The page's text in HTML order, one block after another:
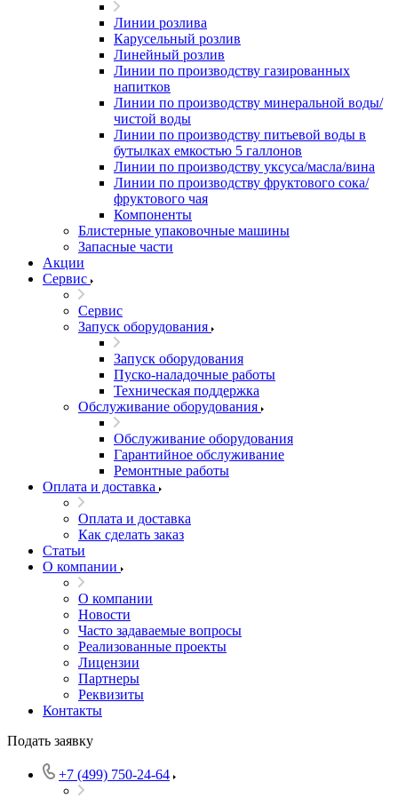
Линии розлива
Карусельный розлив
Линейный розлив
Линии по производству газированных
напитков
Линии по производству минеральной воды/
чистой воды
Линии по производству питьевой воды в
бутылках емкостью 5 галлонов
Линии по производству уксуса/масла/вина
Линии по производству фруктового сока/
фруктового чая
Компоненты
Блистерные упаковочные машины
Запасные части
Акции
Сервис
Сервис
Запуск оборудования
Запуск оборудования
Пуско-наладочные работы
Техническая поддержка
Обслуживание оборудования
Обслуживание оборудования
Гарантийное обслуживание
Ремонтные работы
Оплата и доставка
Оплата и доставка
Как сделать заказ
Статьи
О компании
О компании
Новости
Часто задаваемые вопросы
Реализованные проекты
Лицензии
Партнеры
Реквизиты
Контакты
Подать заявку
+7 (499) 750-24-64